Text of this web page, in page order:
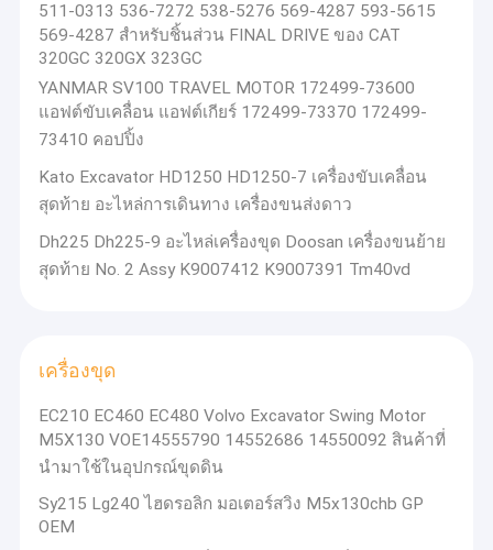
511-0313 536-7272 538-5276 569-4287 593-5615
569-4287 สำหรับชิ้นส่วน FINAL DRIVE ของ CAT
320GC 320GX 323GC
YANMAR SV100 TRAVEL MOTOR 172499-73600
แอฟต์ขับเคลื่อน แอฟต์เกียร์ 172499-73370 172499-
73410 คอปปิ้ง
Kato Excavator HD1250 HD1250-7 เครื่องขับเคลื่อน
สุดท้าย อะไหล่การเดินทาง เครื่องขนส่งดาว
Dh225 Dh225-9 อะไหล่เครื่องขุด Doosan เครื่องขนย้าย
สุดท้าย No. 2 Assy K9007412 K9007391 Tm40vd
เครื่องขุด
EC210 EC460 EC480 Volvo Excavator Swing Motor
M5X130 VOE14555790 14552686 14550092 สินค้าที่
นํามาใช้ในอุปกรณ์ขุดดิน
Sy215 Lg240 ไฮดรอลิก มอเตอร์สวิง M5x130chb GP
OEM